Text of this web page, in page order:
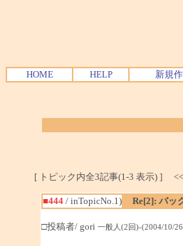
HOME HELP 新規
[ トピック内全3記事(1-3 表示) ] <<
■444/ inTopicNo.1) Re[2]: バッ
□投稿者/ gori 一般人(2回)-(2004/10/